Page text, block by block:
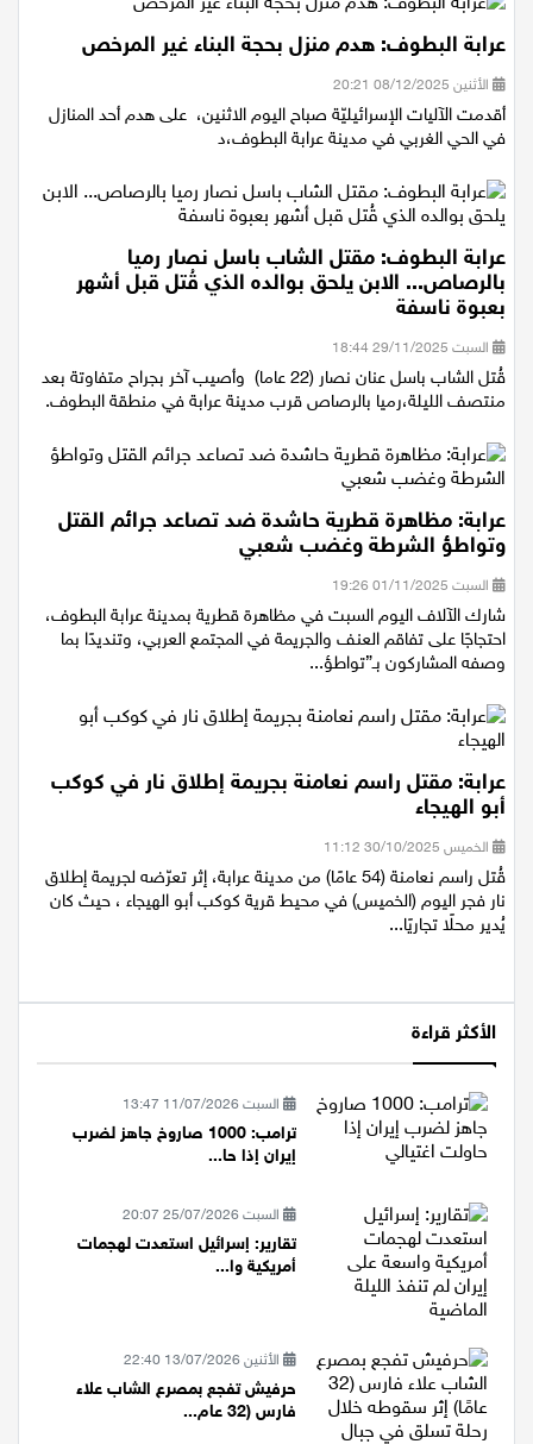
عرابة البطوف: هدم منزل بحجة البناء غير المرخص
الأثنين 08/12/2025 20:21
أقدمت الآليات الإسرائيليّة صباح اليوم الاثنين، على هدم أحد المنازل
في الحي الغربي في مدينة عرابة البطوف،د
عرابة البطوف: مقتل الشاب باسل نصار رميا
بالرصاص... الابن يلحق بوالده الذي قُتل قبل أشهر
بعبوة ناسفة
السبت 29/11/2025 18:44
قُتل الشاب باسل عنان نصار (22 عاما) وأصيب آخر بجراح متفاوتة بعد
منتصف الليلة،رميا بالرصاص قرب مدينة عرابة في منطقة البطوف.
عرابة: مظاهرة قطرية حاشدة ضد تصاعد جرائم القتل
وتواطؤ الشرطة وغضب شعبي
السبت 01/11/2025 19:26
شارك الآلاف اليوم السبت في مظاهرة قطرية بمدينة عرابة البطوف،
احتجاجًا على تفاقم العنف والجريمة في المجتمع العربي، وتنديدًا بما
وصفه المشاركون بـ”تواطؤ...
عرابة: مقتل راسم نعامنة بجريمة إطلاق نار في كوكب
أبو الهيجاء
الخميس 30/10/2025 11:12
قُتل راسم نعامنة (54 عامًا) من مدينة عرابة، إثر تعرّضه لجريمة إطلاق
نار فجر اليوم (الخميس) في محيط قرية كوكب أبو الهيجاء ، حيث كان
يُدير محلًا تجاريًا...
الأكثر قراءة
السبت 11/07/2026 13:47
ترامب: 1000 صاروخ جاهز لضرب
إيران إذا حا...
السبت 25/07/2026 20:07
تقارير: إسرائيل استعدت لهجمات
أمريكية وا...
الأثنين 13/07/2026 22:40
حرفيش تفجع بمصرع الشاب علاء
فارس (32 عام...